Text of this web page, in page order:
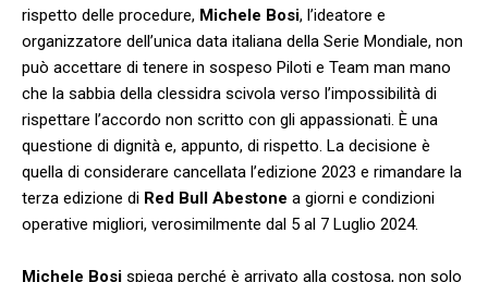
rispetto delle procedure, Michele Bosi, l’ideatore e
organizzatore dell’unica data italiana della Serie Mondiale, non
può accettare di tenere in sospeso Piloti e Team man mano
che la sabbia della clessidra scivola verso l’impossibilità di
rispettare l’accordo non scritto con gli appassionati. È una
questione di dignità e, appunto, di rispetto. La decisione è
quella di considerare cancellata l’edizione 2023 e rimandare la
terza edizione di Red Bull Abestone a giorni e condizioni
operative migliori, verosimilmente dal 5 al 7 Luglio 2024.
Michele Bosi spiega perché è arrivato alla costosa, non solo